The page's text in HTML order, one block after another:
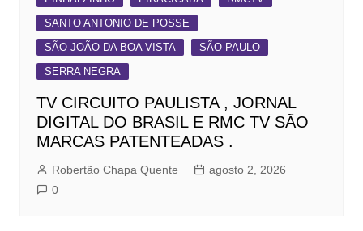
SANTO ANTONIO DE POSSE
SÃO JOÃO DA BOA VISTA
SÃO PAULO
SERRA NEGRA
TV CIRCUITO PAULISTA , JORNAL
DIGITAL DO BRASIL E RMC TV SÃO
MARCAS PATENTEADAS .
Robertão Chapa Quente
agosto 2, 2026
0